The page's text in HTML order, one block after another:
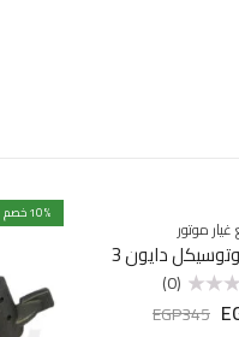
موتور
دايون 3
(0)
EGP345
10% خصم